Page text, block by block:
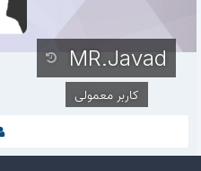
MR.Javad
کاربر معمولی